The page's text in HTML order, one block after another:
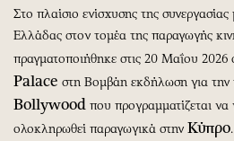
Στο πλαίσιο ενίσχυσης της
Ελλάδας στον τομέα της παραγωγής
πραγματοποιήθηκε στις 20 Μαΐου 2026
Palace στη Βομβάη εκδήλωση για την
Bollywood που προγραμματίζεται να
ολοκληρωθεί παραγωγικά στην Κύπρο